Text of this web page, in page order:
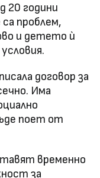
20 години
проблем,
и детето ѝ
договор за
Има
поет от
временно
за